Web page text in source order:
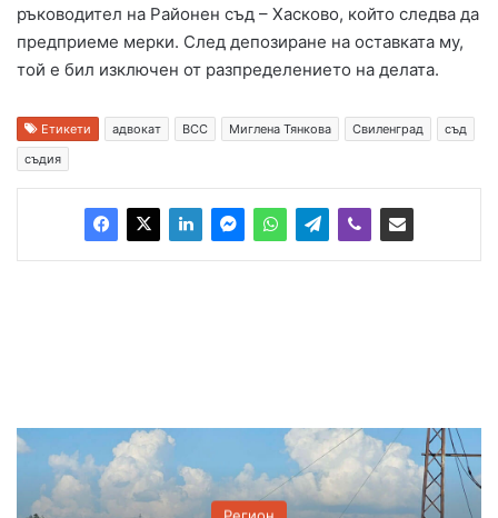
ръководител на Районен съд – Хасково, който следва да
предприеме мерки. След депозиране на оставката му,
той е бил изключен от разпределението на делата.
Етикети адвокат ВСС Миглена Тянкова Свиленград
съд
съдия
Регион